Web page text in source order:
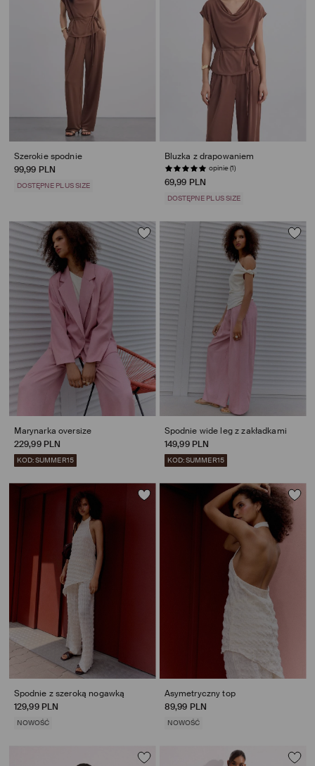
Szerokie spodnie
99,99 PLN
DOSTĘPNE PLUS SIZE
Bluzka z drapowaniem
opinie (1)
69,99 PLN
DOSTĘPNE PLUS SIZE
Marynarka oversize
229,99 PLN
KOD: SUMMER15
Spodnie wide leg z zakładkami
149,99 PLN
KOD: SUMMER15
Spodnie z szeroką nogawką
129,99 PLN
NOWOŚĆ
Asymetryczny top
89,99 PLN
NOWOŚĆ